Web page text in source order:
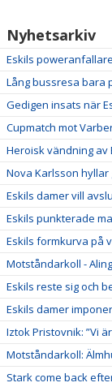
Nyhetsarkiv
Eskils
Lång bussresa bara
Gedigen insats när
Cupmatch mot
Heroisk vändning av
Nova Karlsson hyllar
Eskils damer vill
Eskils punkterade
Eskils formkurva på
Motståndarkoll -
Eskils reste sig och
Eskils damer
Iztok Pristovnik: ”Vi
Motståndarkoll:
Stark come back